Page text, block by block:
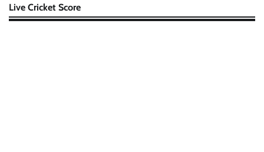
Live Cricket Score